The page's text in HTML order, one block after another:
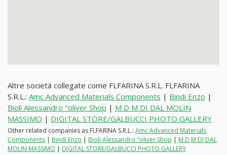
Altre società collegate come FLFARINA S.R.L. FLFARINA
S.R.L.: Amc Advanced Materials Components | Bindi Enzo |
Bioli Alessandro "oliver Shop | M D M DI DAL MOLIN
MASSIMO | DIGITAL STORE/GALBUCCI PHOTO GALLERY
Other related companies as FLFARINA S.R.L.: Amc Advanced Materials
Components | Bindi Enzo | Bioli Alessandro "oliver Shop | M D M DI DAL
MOLIN MASSIMO | DIGITAL STORE/GALBUCCI PHOTO GALLERY